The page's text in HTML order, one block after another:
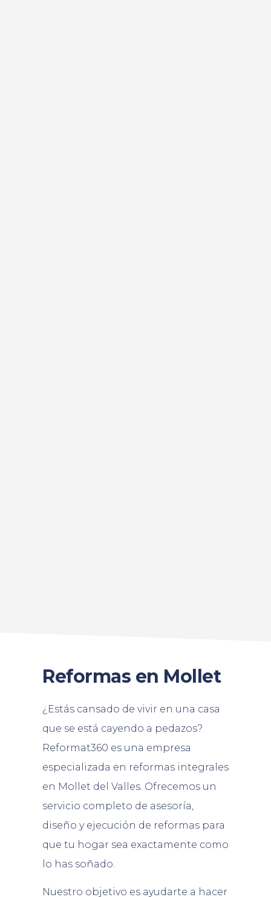
Reformas en Mollet
¿Estás cansado de vivir en una casa
que se está cayendo a pedazos?
Reformat360 es una empresa
especializada en reformas integrales
en Mollet del Valles. Ofrecemos un
servicio completo de asesoría,
diseño y ejecución de reformas para
que tu hogar sea exactamente como
lo has soñado.
Nuestro objetivo es ayudarte a hacer